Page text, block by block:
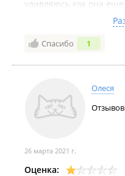
удивляюсь как она
нее пропадает всякое
проще до *** дойти,
которые знают что
Спасибо 1
Олеся
Отзывов
26 марта 2021 г.
Оценка: